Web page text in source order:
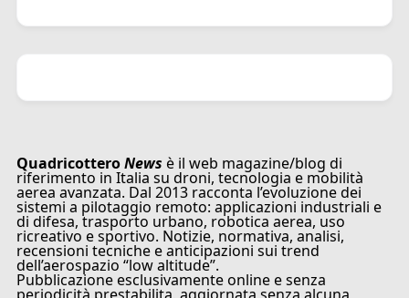
QuadricotteroNews è il web magazine/blog di
riferimento in Italia su droni, tecnologia e mobilità
aerea avanzata. Dal 2013 racconta l’evoluzione dei
sistemi a pilotaggio remoto: applicazioni industriali e
di difesa, trasporto urbano, robotica aerea, uso
ricreativo e sportivo. Notizie, normativa, analisi,
recensioni tecniche e anticipazioni sui trend
dell’aerospazio “low altitude”.
Pubblicazione esclusivamente online e senza